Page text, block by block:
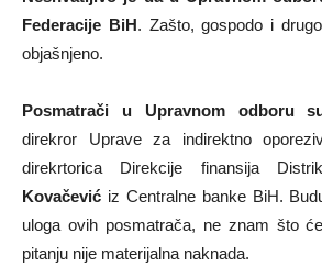
Federacije BiH. Zašto, gospodo i
objašnjeno.
Posmatrači u Upravnom odboru
direkror Uprave za indirektno
direkrtorica Direkcije finansija
Kovačević iz Centralne banke BiH.
uloga ovih posmatrača, ne znam što
pitanju nije materijalna naknada.